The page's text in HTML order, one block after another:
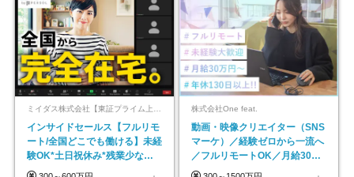
インサイドセールス【フルリモ
ート/全国どこでも働ける】未経
験OK*土日祝休み*残業少なめ*
在宅勤務手当あり
株式会社One feat.
動画・映像クリエイター（SNS
マーケ）／経験ゼロから一流へ
／フルリモートOK／月給30万
円～／年休130日以上